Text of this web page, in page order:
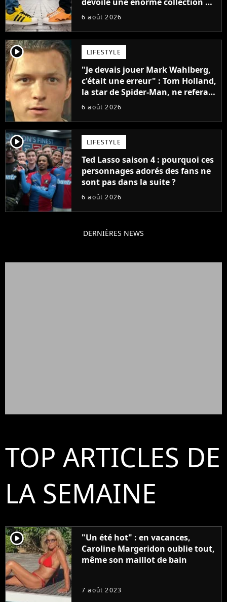
dévoile une énorme collection de
sneakers et je ne sais pas quoi en
6 août 2026
player2 LIFESTYLE
"Je devais jouer Mark Wahlberg,
c'était une erreur" : Tom Holland,
la star de Spider-Man, ne referait
pas ce blockbuster
6 août 2026
player2 LIFESTYLE
Ted Lasso saison 4 : pourquoi ces
personnages adorés des fans ne
sont pas dans la suite ?
6 août 2026
DERNIÈRES NEWS
TOP ARTICLES DE
LA SEMAINE
player2
"Un été hot" : en vacances,
Caroline Margeridon oublie tout,
même son maillot de bain
7 août 2023